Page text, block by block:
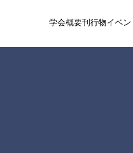
学会概要刊行物イベン